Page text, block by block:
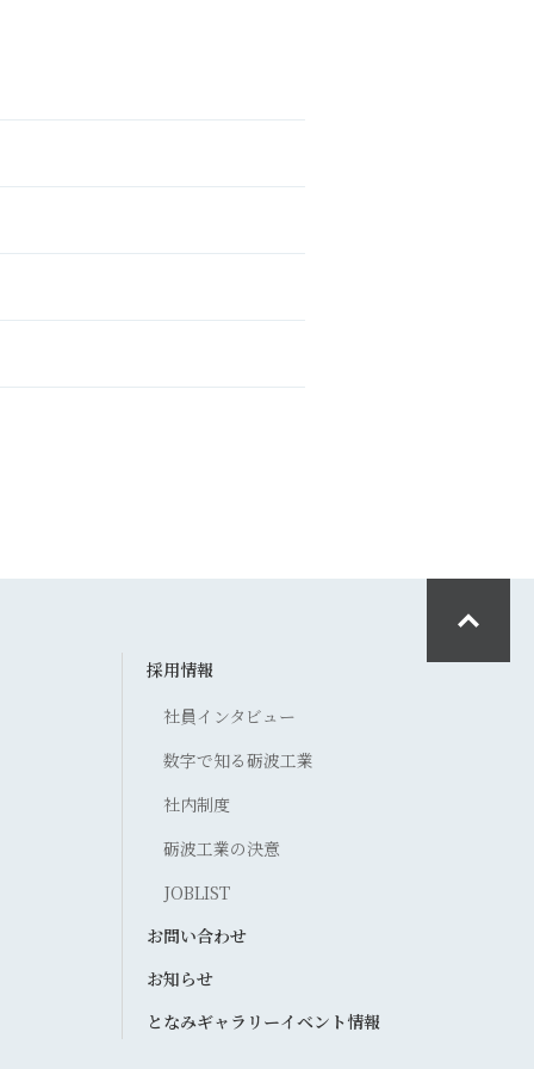
採用情報
社員インタビュー
数字で知る砺波工業
社内制度
砺波工業の決意
JOBLIST
お問い合わせ
お知らせ
となみギャラリーイベント情報